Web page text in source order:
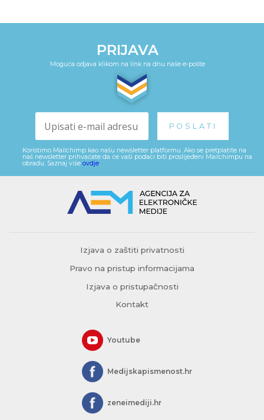
PRIJAVA
Moguća odjava klikom na link na dnu naše e-pošte
Koristimo Mailchimp kao našu newsletter platformu. Ako se pretplatite na
naš newsletter prihvaćate da će vaši podaci biti proslijeđeni Mailchimpu na
obradu. Saznaj više ovdje.
Izjava o zaštiti privatnosti
Pravo na pristup informacijama
Izjava o pristupačnosti
Kontakt
Youtube
Medijskapismenost.hr
zeneimediji.hr